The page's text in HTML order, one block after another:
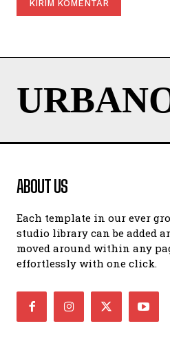
ABOUT US
Each template in our ever
studio library can be added
moved around within any
effortlessly with one click.